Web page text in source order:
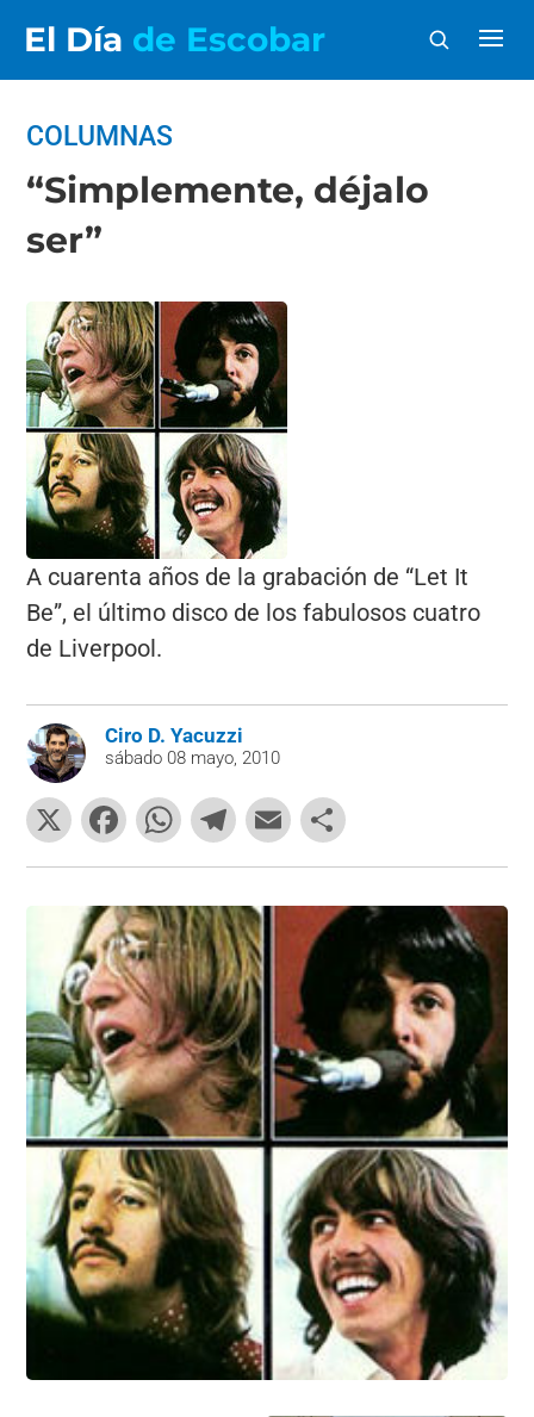
El Día de Escobar
COLUMNAS
“Simplemente, déjalo
ser”
A cuarenta años de la grabación de “Let It
Be”, el último disco de los fabulosos cuatro
de Liverpool.
Ciro D. Yacuzzi
sábado 08 mayo, 2010
X
F
a
c
e
b
o
o
k
W
h
at
s
A
p
p
T
el
e
gr
a
m
E
m
ai
o
m
p
ar
tir